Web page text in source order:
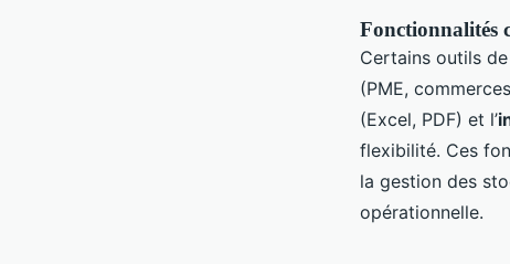
Fonctionnalités
Certains outils
(PME,
(Excel, PDF) et l’
flexibilité. Ces
la gestion des
opérationnelle.